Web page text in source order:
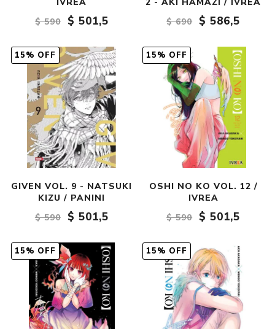
$ 590
$ 501,5
$ 690
$ 586,5
15% OFF
GIVEN VOL. 9 - NATSUKI
KIZU / PANINI
$ 590
$ 501,5
15% OFF
OSHI NO KO VOL. 12 /
IVREA
$ 590
$ 501,5
15% OFF 15% OFF